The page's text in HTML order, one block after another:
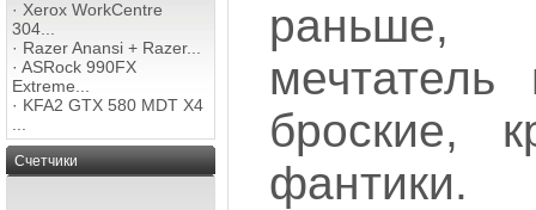
· Xerox WorkCentre
304...
· Razer Anansi + Razer...
· ASRock 990FX
Extreme...
· KFA2 GTX 580 MDT X4
Счетчики
мечтатель
броские,
фантики.